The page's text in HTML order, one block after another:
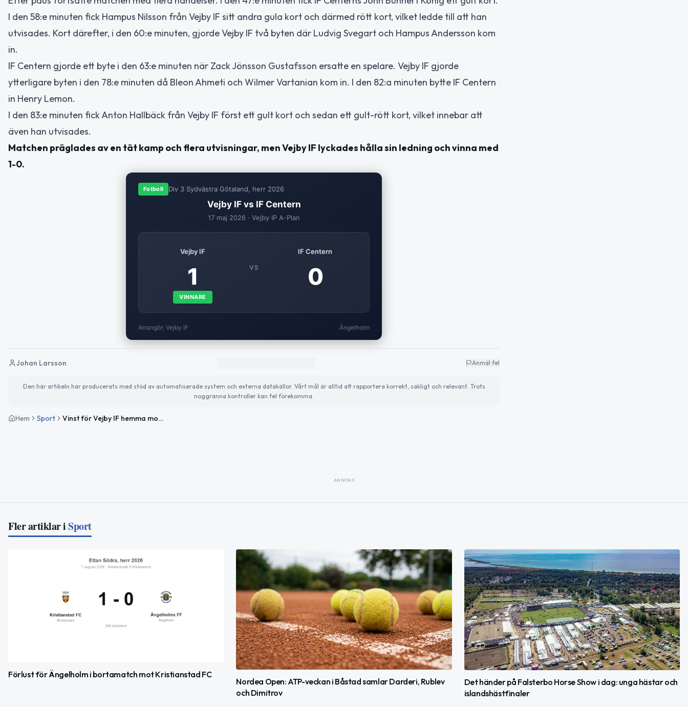
I den 58:e minuten fick Hampus Nilsson från Vejby IF sitt andra gula kort och därmed rött kort, vilket ledde till att han
utvisades. Kort därefter, i den 60:e minuten, gjorde Vejby IF två byten där Ludvig Svegart och Hampus Andersson kom
in.
IF Centern gjorde ett byte i den 63:e minuten när Zack Jönsson Gustafsson ersatte en spelare. Vejby IF gjorde
ytterligare byten i den 78:e minuten då Bleon Ahmeti och Wilmer Vartanian kom in. I den 82:a minuten bytte IF Centern
in Henry Lemon.
I den 83:e minuten fick Anton Hallbäck från Vejby IF först ett gult kort och sedan ett gult-rött kort, vilket innebar att
även han utvisades.
Matchen präglades av en tät kamp och flera utvisningar, men Vejby IF lyckades hålla sin ledning och vinna med
1-0.
Fotboll Div 3 Sydvästra Götaland, herr 2026
Vejby IF vs IF Centern
17 maj 2026 · Vejby IP A-Plan
Vejby IF
1
VINNARE
VS
IF Centern
0
Arrangör: Vejby IF Ängelholm
Johan Larsson Anmäl fel
Den här artikeln har producerats med stöd av automatiserade system och externa datakällor. Vårt mål är alltid att rapportera korrekt, sakligt och relevant. Trots
noggranna kontroller kan fel förekomma.
Hem Sport Vinst för Vejby IF hemma mot IF Centern
ANNONS
Fler artiklar iSport
Förlust för Ängelholm i bortamatch mot Kristianstad FC
Nordea Open: ATP-veckan i Båstad samlar Darderi, Rublev
och Dimitrov
Det händer på Falsterbo Horse Show i dag: unga hästar och
islandshästfinaler